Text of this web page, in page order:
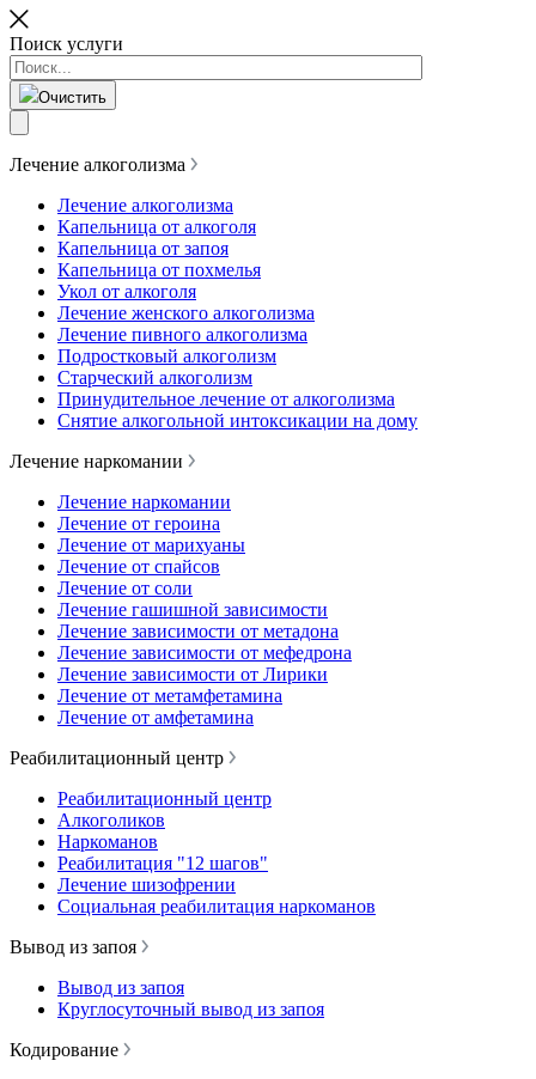
Поиск услуги
Очистить
Лечение алкоголизма
Лечение алкоголизма
Капельница от алкоголя
Капельница от запоя
Капельница от похмелья
Укол от алкоголя
Лечение женского алкоголизма
Лечение пивного алкоголизма
Подростковый алкоголизм
Старческий алкоголизм
Принудительное лечение от алкоголизма
Снятие алкогольной интоксикации на дому
Лечение наркомании
Лечение наркомании
Лечение от героина
Лечение от марихуаны
Лечение от спайсов
Лечение от соли
Лечение гашишной зависимости
Лечение зависимости от метадона
Лечение зависимости от мефедрона
Лечение зависимости от Лирики
Лечение от метамфетамина
Лечение от амфетамина
Реабилитационный центр
Реабилитационный центр
Алкоголиков
Наркоманов
Реабилитация "12 шагов"
Лечение шизофрении
Социальная реабилитация наркоманов
Вывод из запоя
Вывод из запоя
Круглосуточный вывод из запоя
Кодирование